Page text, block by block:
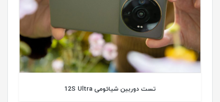
تست دوربین شیائومی 12S Ultra